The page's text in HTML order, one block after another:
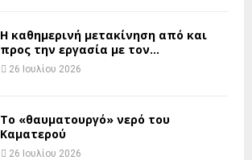
H καθημερινή μετακίνηση από και
προς την εργασία με τον...
26 Ιουλίου 2026
Το «θαυματουργό» νερό του
Καματερού
26 Ιουλίου 2026